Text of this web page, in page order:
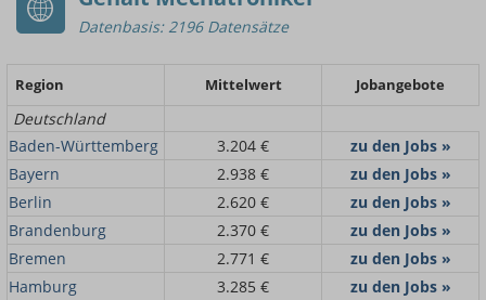
Datenbasis: 2196 Datensätze
Region Mittelwert Jobangebote
Deutschland
Baden-Württemberg
3.204 €
zu den Jobs »
Bayern
2.938 €
zu den Jobs »
Berlin
2.620 €
zu den Jobs »
Brandenburg
2.370 €
zu den Jobs »
Bremen
2.771 €
zu den Jobs »
Hamburg
3.285 € zu den Jobs »